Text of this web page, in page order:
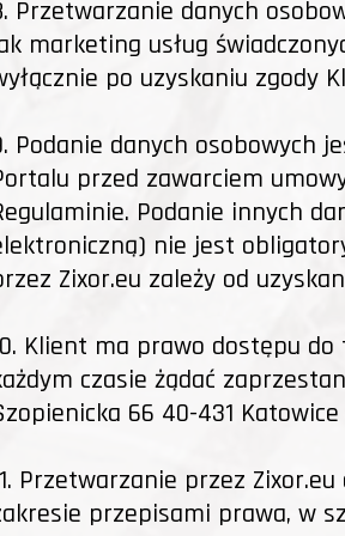
Przetwarzanie danych
marketing usług
po uzyskaniu zgody
Podanie danych osobowych
przed zawarciem
Podanie innych
nie jest
Zixor.eu zależy od
Klient ma prawo dostępu
czasie żądać
66 40-431
Przetwarzanie przez
przepisami prawa, w